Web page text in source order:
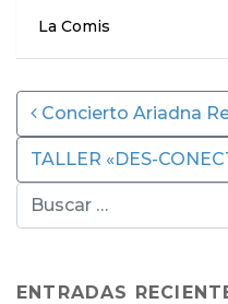
La Comis
Post
Concierto Ariadna
TALLER «DES-
ENTRADAS